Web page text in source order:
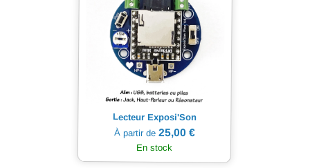
Lecteur Exposi'Son
À partir de 25,00 €
En stock